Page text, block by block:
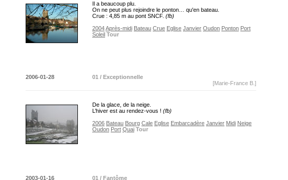
Il a beaucoup plu.
On ne peut plus rejoindre le ponton… qu'en bateau.
Crue : 4,85 m au pont SNCF. (fb)
2004Après-midi Bateau Crue Eglise Janvier Oudon Ponton Port
Soleil Tour
2006-01-28
01 / Exceptionnelle
[Marie-France B.]
De la glace, de la neige.
L’hiver est au rendez-vous ! (fb)
2006 Bateau Bourg Cale Eglise Embarcadère Janvier Midi Neige
Oudon Port Quai Tour
2003-01-16 01 / Fantôme